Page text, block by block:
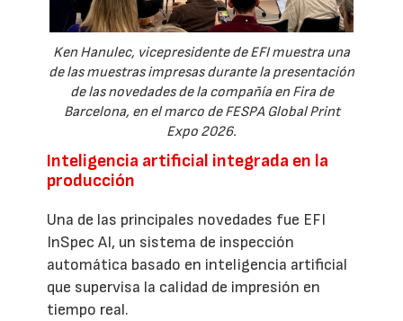
Ken Hanulec, vicepresidente de EFI muestra una
de las muestras impresas durante la presentación
de las novedades de la compañía en Fira de
Barcelona, en el marco de FESPA Global Print
Expo 2026.
Inteligencia artificial integrada en la
producción
Una de las principales novedades fue EFI
InSpec AI, un sistema de inspección
automática basado en inteligencia artificial
que supervisa la calidad de impresión en
tiempo real.